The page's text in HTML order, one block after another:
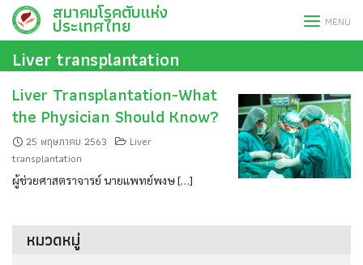
Skip
content
สมาคมโรคตับแห่ง
ประเทศไทย MENU
Liver transplantation
Liver Transplantation-What
the Physician Should Know?
25 พฤษภาคม 2563
Liver
transplantation
ผู้ช่วยศาสตราจารย์ นายแพทย์พงษ […]
หมวดหมู่